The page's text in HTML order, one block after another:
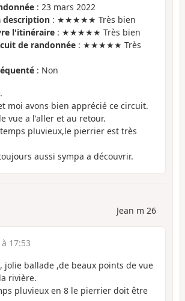
: 23 mars 2022
description : ★★★★★ Très bien
l'itinéraire : ★★★★★ Très bien
de randonnée : ★★★★★ Très
: Non
moi avons bien apprécié ce circuit.
vue a l'aller et au retour.
pluvieux,le pierrier est très
aussi sympa a découvrir.
Jean m 26
17:53
jolie ballade ,de beaux points de vue
rivière.
pluvieux en 8 le pierrier doit être